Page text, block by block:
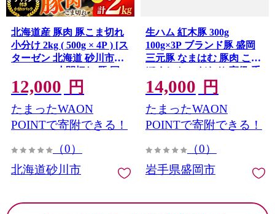
北海道産 豚肉 豚こま切れ
小分け 2kg ( 500g × 4P ) [ス
ターゼン 北海道 砂川市
12260975] 小間切れ 豚 国
産 冷凍
12,000 円
たまったWAON
POINTで寄附できる！
（0）
北海道砂川市
生ハム 紅木豚 300g
100g×3P ブランド豚 盛岡
三元豚 なまはむ 豚肉 こう
ぼくとん こだわり 高級 手
土産 おつまみ 贈答 お土産
贈り物 プレゼント パーテ
ィ サラダ 小分け ワイン 家
飲み 贅沢 冷凍 国産 特産品
岡 有限会社トゥレイス
14,000 円
たまったWAON
POINTで寄附できる！
（0）
岩手県盛岡市